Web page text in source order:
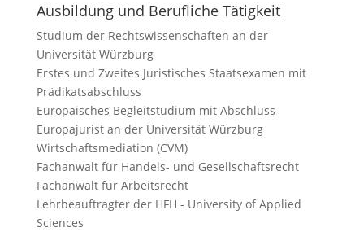
Ausbildung und Berufliche Tätigkeit
Studium der Rechtswissenschaften an der
Universität Würzburg
Erstes und Zweites Juristisches Staatsexamen mit
Prädikatsabschluss
Europäisches Begleitstudium mit Abschluss
Europajurist an der Universität Würzburg
Wirtschaftsmediation (CVM)
Fachanwalt für Handels- und Gesellschaftsrecht
Fachanwalt für Arbeitsrecht
Lehrbeauftragter der HFH - University of Applied
Sciences